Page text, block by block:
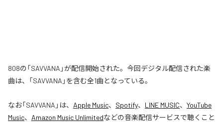
808の「SAVVANA」が配信開始された。今回デジタル配信された楽
曲は、「SAVVANA」を含む全1曲となっている。
なお「SAVVANA 」は、 Apple Music、 Spotify、 LINE MUSIC、 YouTube
Music、 Amazon Music Unlimitedなどの音楽配信サービスで聴くこと